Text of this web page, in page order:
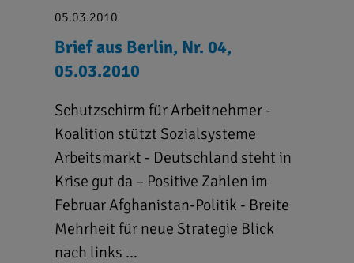
05.03.2010
Brief aus Berlin, Nr. 04,
05.03.2010
Schutzschirm für Arbeitnehmer -
Koalition stützt Sozialsysteme
Arbeitsmarkt - Deutschland steht in
Krise gut da – Positive Zahlen im
Februar Afghanistan-Politik - Breite
Mehrheit für neue Strategie Blick
nach links ...